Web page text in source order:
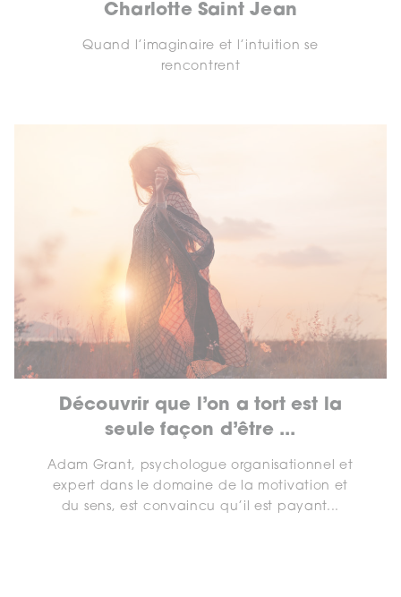
Charlotte Saint Jean
Quand l’imaginaire et l’intuition se
rencontrent
Découvrir que l’on a tort est la
seule façon d’être ...
Adam Grant, psychologue organisationnel et
expert dans le domaine de la motivation et
du sens, est convaincu qu’il est payant...